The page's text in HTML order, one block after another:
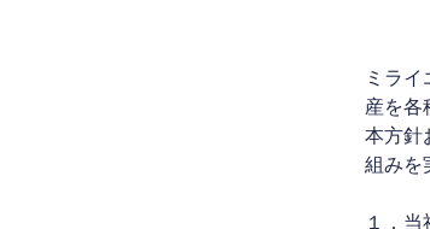
ミラ
産を各
本方針
組みを
１．